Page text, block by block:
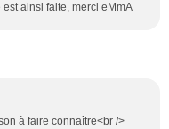
ainsi faite, merci eMmA
à faire connaître<br />